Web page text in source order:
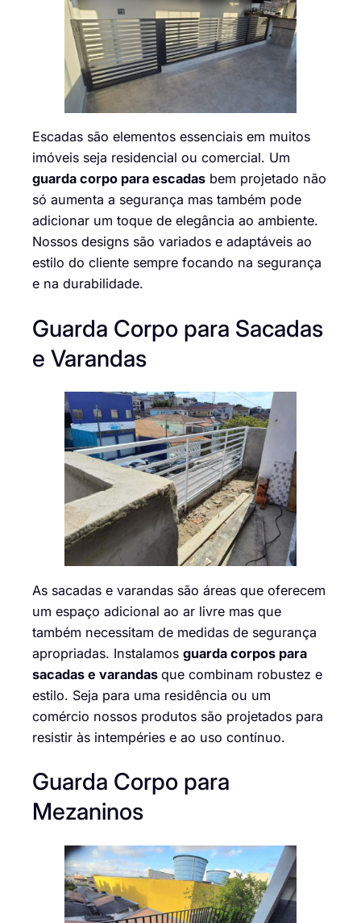
Escadas são elementos essenciais em muitos
imóveis seja residencial ou comercial. Um
guarda corpo para escadas bem projetado não
só aumenta a segurança mas também pode
adicionar um toque de elegância ao ambiente.
Nossos designs são variados e adaptáveis ao
estilo do cliente sempre focando na segurança
e na durabilidade.
Guarda Corpo para Sacadas
e Varandas
As sacadas e varandas são áreas que oferecem
um espaço adicional ao ar livre mas que
também necessitam de medidas de segurança
apropriadas. Instalamos guarda corpos para
sacadas e varandas que combinam robustez e
estilo. Seja para uma residência ou um
comércio nossos produtos são projetados para
resistir às intempéries e ao uso contínuo.
Guarda Corpo para
Mezaninos